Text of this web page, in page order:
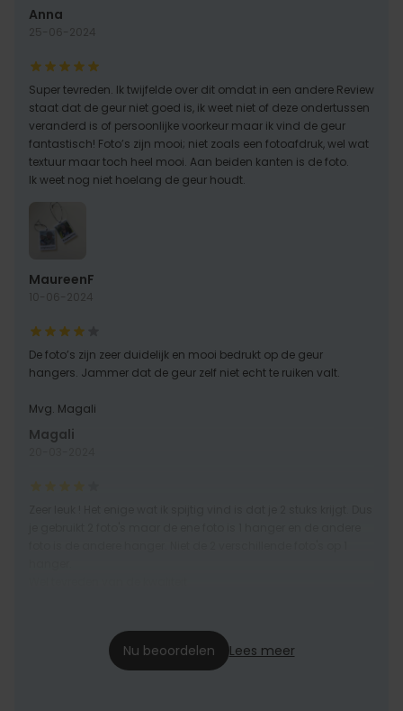
Anna
25-06-2024
Super tevreden. Ik twijfelde over dit omdat in een andere Review
staat dat de geur niet goed is, ik weet niet of deze ondertussen
veranderd is of persoonlijke voorkeur maar ik vind de geur
fantastisch! Foto’s zijn mooi; niet zoals een fotoafdruk, wel wat
textuur maar toch heel mooi. Aan beiden kanten is de foto.
Ik weet nog niet hoelang de geur houdt.
MaureenF
10-06-2024
De foto’s zijn zeer duidelijk en mooi bedrukt op de geur
hangers. Jammer dat de geur zelf niet echt te ruiken valt.
Mvg. Magali
Magali
Nu beoordelen Lees meer